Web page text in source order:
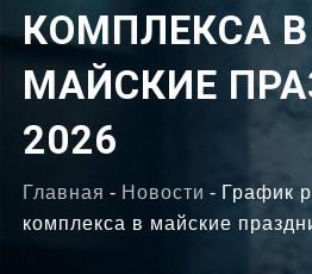
ТРЕНЕРЫ
ОТЗЫВЫ
КОМПЛЕКСА В
МАЙСКИЕ
2026
Главная - Новости - График
комплекса в майские